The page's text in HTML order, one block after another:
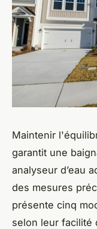
Maintenir
garantit une
analyseur d’eau
des mesures
présente cinq
selon leur facilité